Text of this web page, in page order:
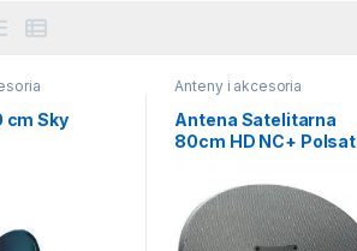
cm Sky
Anteny i akcesoria
montażowe
satelitarne
Antena Satelitarna
80cm HD NC+ Polsat